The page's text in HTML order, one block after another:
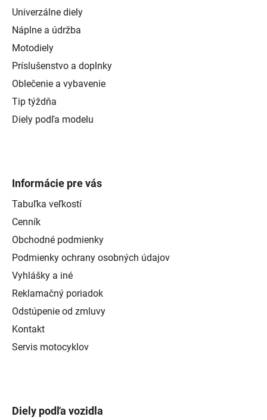
Univerzálne diely
Náplne a údržba
Motodiely
Príslušenstvo a doplnky
Oblečenie a vybavenie
Tip týždňa
Diely podľa modelu
Informácie pre vás
Tabuľka veľkostí
Cenník
Obchodné podmienky
Podmienky ochrany osobných údajov
Vyhlášky a iné
Reklamačný poriadok
Odstúpenie od zmluvy
Kontakt
Servis motocyklov
Diely podľa vozidla